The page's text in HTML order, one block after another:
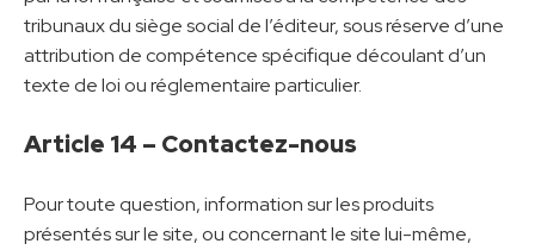
tribunaux du siège social de l’éditeur, sous réserve d’une
attribution de compétence spécifique découlant d’un
texte de loi ou réglementaire particulier.
Article 14 – Contactez-nous
Pour toute question, information sur les produits
présentés sur le site, ou concernant le site lui-même,